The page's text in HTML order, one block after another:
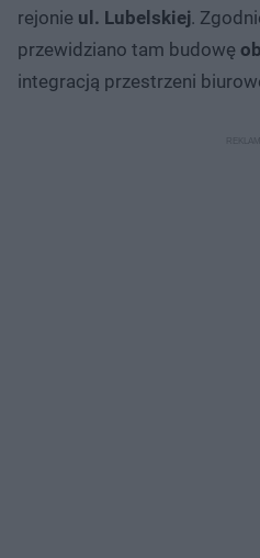
rejonie ul. Lubelskiej.
przewidziano tam budowę
integracją przestrzeni